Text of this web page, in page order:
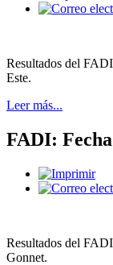
Resultados del
Este.
Leer más...
FADI:
Resultados del
Gonnet.